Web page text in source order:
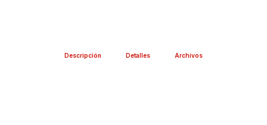
Descripción Detalles Archivos